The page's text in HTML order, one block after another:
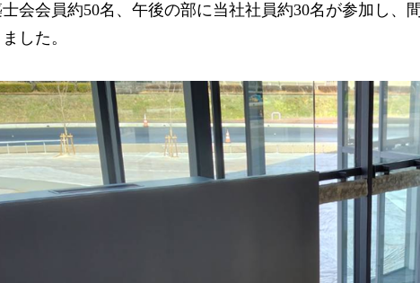
会会員約50名、午後の部に当社社員約30名が参加し
した。